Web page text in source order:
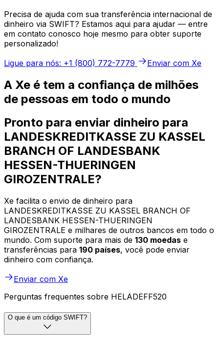
Precisa de ajuda com sua transferência internacional de
dinheiro via SWIFT? Estamos aqui para ajudar — entre
em contato conosco hoje mesmo para obter suporte
personalizado!
Ligue para nós: +1 (800) 772-7779
Enviar com Xe
A Xe é tem a confiança de milhões
de pessoas em todo o mundo
Pronto para enviar dinheiro para
LANDESKREDITKASSE ZU KASSEL
BRANCH OF LANDESBANK
HESSEN-THUERINGEN
GIROZENTRALE?
Xe facilita o envio de dinheiro para
LANDESKREDITKASSE ZU KASSEL BRANCH OF
LANDESBANK HESSEN-THUERINGEN
GIROZENTRALE e milhares de outros bancos em todo o
mundo. Com suporte para mais de 130 moedas e
transferências para 190 países, você pode enviar
dinheiro com confiança.
Enviar com Xe
Perguntas frequentes sobre HELADEFF520
O que é um código SWIFT?